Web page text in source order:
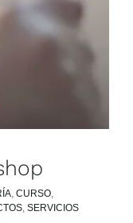
, CURSO,
, SERVICIOS